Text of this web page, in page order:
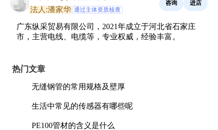
法人:潘家华 通过主体资质核查
咨询 进店
广东纵采贸易有限公司，2021年成立于河北省石家庄
市，主营电线、电缆等，专业权威，经验丰富。
热门文章
无缝钢管的常用规格及壁厚
生活中常见的传感器有哪些呢
PE100管材的含义是什么